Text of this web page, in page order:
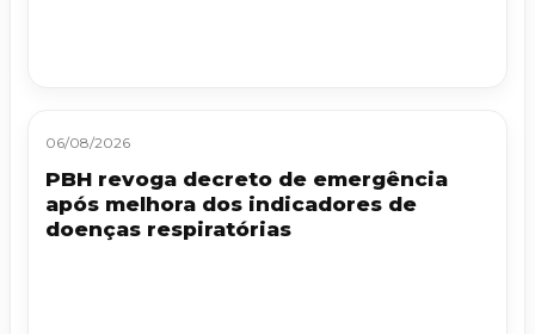
06/08/2026
PBH revoga decreto de emergência
após melhora dos indicadores de
doenças respiratórias